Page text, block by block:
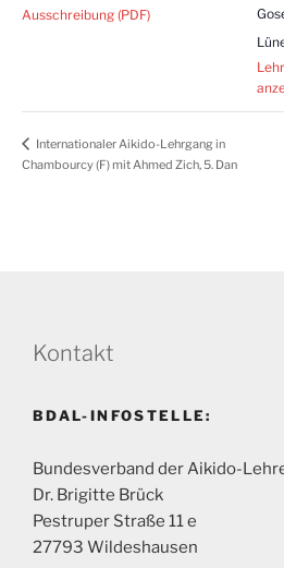
Ausschreibung (PDF)
Internationaler Aikido-Lehrgang in
Chambourcy (F) mit Ahmed Zich, 5. Dan
Kontakt
BDAL-INFOSTELLE:
Bundesverband der Aikido-
Dr. Brigitte Brück
Pestruper Straße 11 e
27793 Wildeshausen